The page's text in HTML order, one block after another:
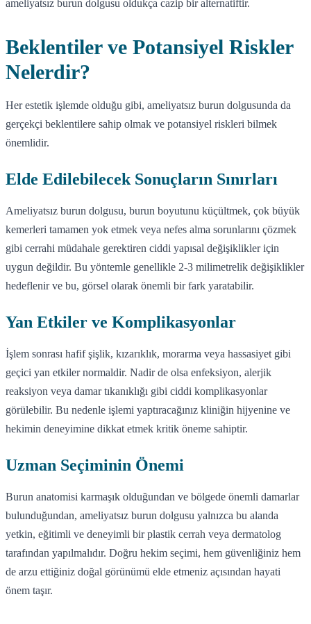
ameliyatsız burun dolgusu oldukça cazip bir alternatiftir.
Beklentiler ve Potansiyel Riskler
Nelerdir?
Her estetik işlemde olduğu gibi, ameliyatsız burun dolgusunda da
gerçekçi beklentilere sahip olmak ve potansiyel riskleri bilmek
önemlidir.
Elde Edilebilecek Sonuçların Sınırları
Ameliyatsız burun dolgusu, burun boyutunu küçültmek, çok büyük
kemerleri tamamen yok etmek veya nefes alma sorunlarını çözmek
gibi cerrahi müdahale gerektiren ciddi yapısal değişiklikler için
uygun değildir. Bu yöntemle genellikle 2-3 milimetrelik değişiklikler
hedeflenir ve bu, görsel olarak önemli bir fark yaratabilir.
Yan Etkiler ve Komplikasyonlar
İşlem sonrası hafif şişlik, kızarıklık, morarma veya hassasiyet gibi
geçici yan etkiler normaldir. Nadir de olsa enfeksiyon, alerjik
reaksiyon veya damar tıkanıklığı gibi ciddi komplikasyonlar
görülebilir. Bu nedenle işlemi yaptıracağınız kliniğin hijyenine ve
hekimin deneyimine dikkat etmek kritik öneme sahiptir.
Uzman Seçiminin Önemi
Burun anatomisi karmaşık olduğundan ve bölgede önemli damarlar
bulunduğundan, ameliyatsız burun dolgusu yalnızca bu alanda
yetkin, eğitimli ve deneyimli bir plastik cerrah veya dermatolog
tarafından yapılmalıdır. Doğru hekim seçimi, hem güvenliğiniz hem
de arzu ettiğiniz doğal görünümü elde etmeniz açısından hayati
önem taşır.